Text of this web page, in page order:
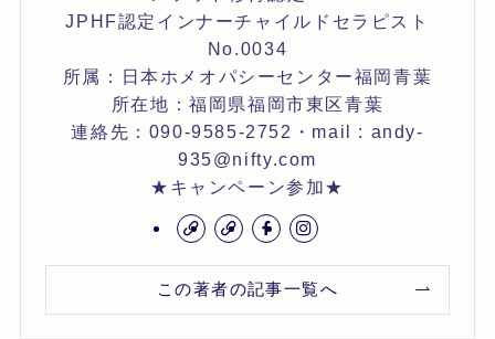
JPHF認定インナーチャイルドセラピスト
No.0034
所属：日本ホメオパシーセンター福岡青葉
所在地：福岡県福岡市東区青葉
連絡先：090-9585-2752・mail : andy-
935@nifty.com
★キャンペーン参加★
この著者の記事一覧へ